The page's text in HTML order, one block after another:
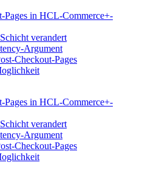
Pages in HCL-Commerce+-
verandert
Argument
Checkout-Pages
Pages in HCL-Commerce+-
verandert
Argument
Checkout-Pages